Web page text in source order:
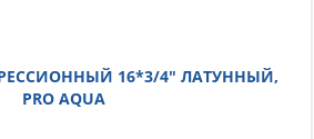
16*3/4" ЛАТУННЫЙ,
PRO AQUA